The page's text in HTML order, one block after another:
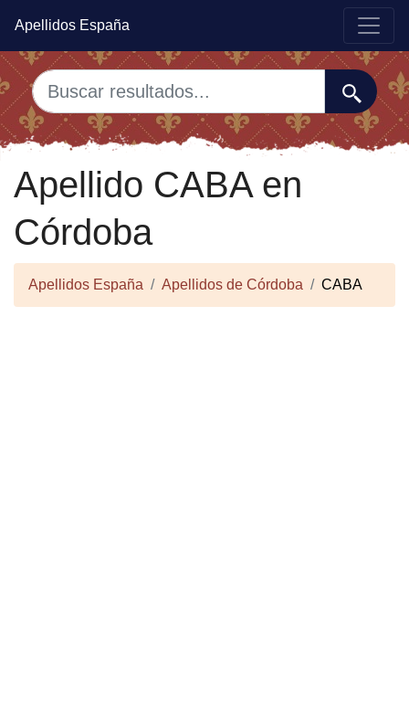
Apellidos España
Apellido CABA en
Córdoba
Apellidos España Apellidos de Córdoba CABA